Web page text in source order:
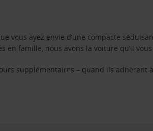
vous ayez envie d’une compacte
en famille, nous avons la voiture qu’il
supplémentaires – quand ils adhèrent